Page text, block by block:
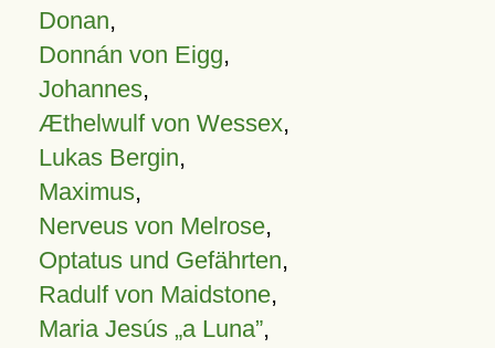
Donan,
Donnán von Eigg,
Johannes,
Æthelwulf von Wessex,
Lukas Bergin,
Maximus,
Nerveus von Melrose,
Optatus und Gefährten,
Radulf von Maidstone,
Maria Jesús „a Luna”,